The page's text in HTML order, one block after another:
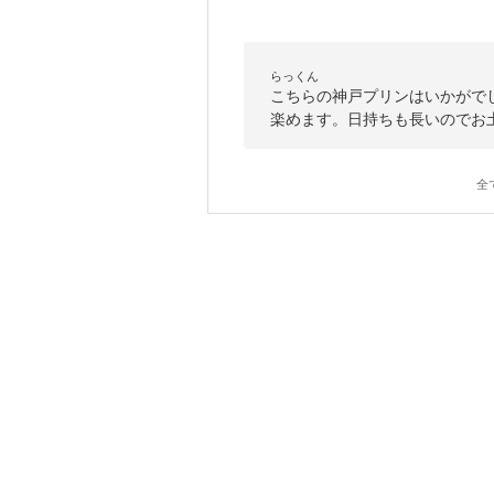
らっくん
こちらの神戸プリンはいかが
楽めます。日持ちも長いのでお
全